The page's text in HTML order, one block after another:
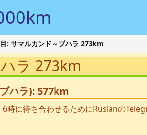
: サマルカンド～ブハラ 273km
ラ 273km
ハラ): 577km
時に待ち合わせるためにRuslanの